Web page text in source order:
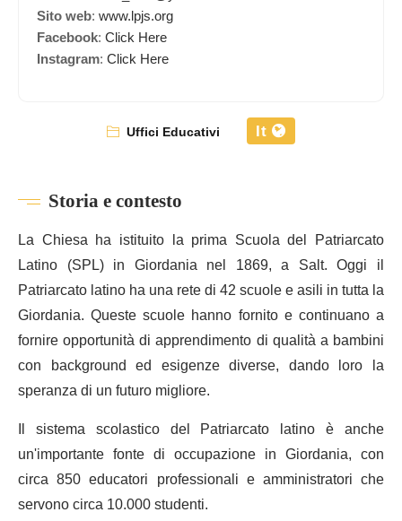
Uffici Educativi It
Storia e contesto
La Chiesa ha istituito la prima Scuola del Patriarcato
Latino (SPL) in Giordania nel 1869, a Salt. Oggi il
Patriarcato latino ha una rete di 42 scuole e asili in tutta la
Giordania. Queste scuole hanno fornito e continuano a
fornire opportunità di apprendimento di qualità a bambini
con background ed esigenze diverse, dando loro la
speranza di un futuro migliore.
Il sistema scolastico del Patriarcato latino è anche
un'importante fonte di occupazione in Giordania, con
circa 850 educatori professionali e amministratori che
servono circa 10.000 studenti.
Sito web:www.lpjs.org
Facebook:Click Here
Instagram:Click Here